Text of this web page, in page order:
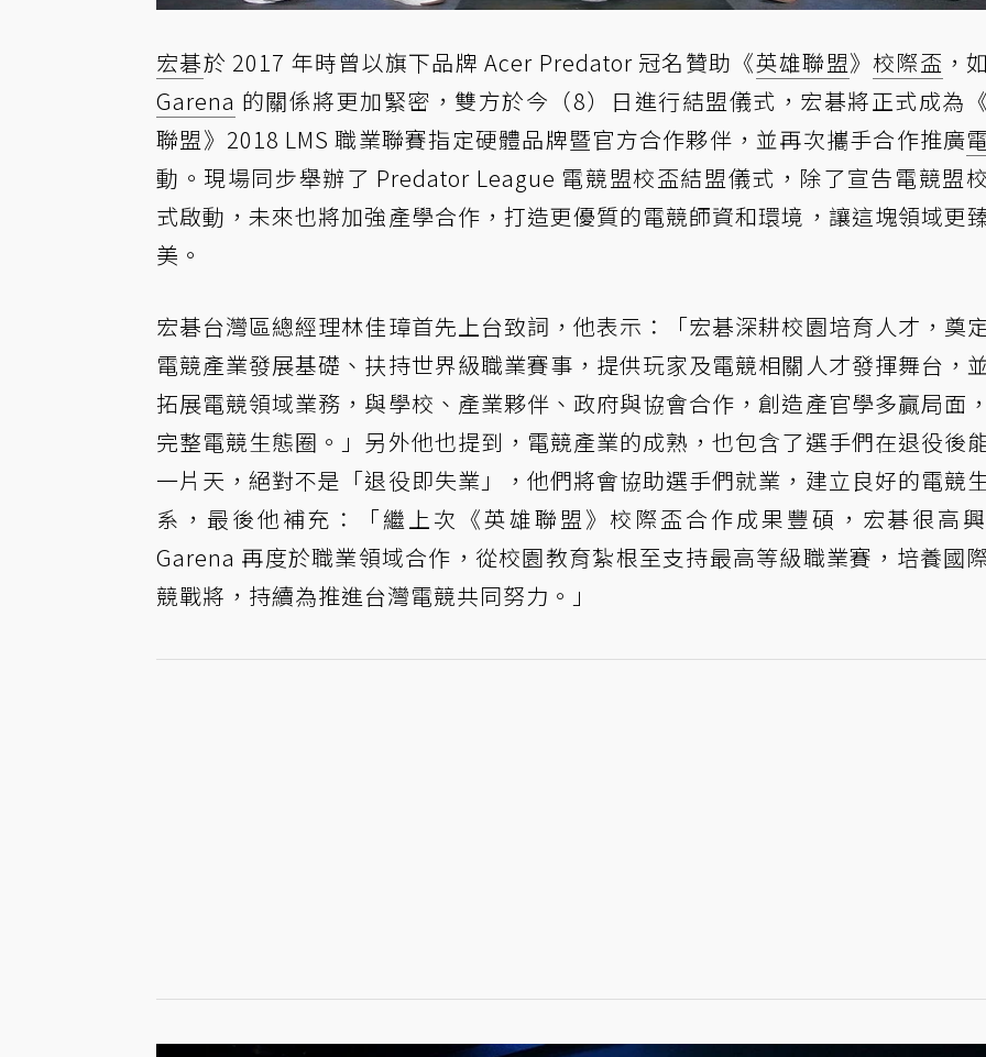
宏碁於 2017 年時曾以旗下品牌 Acer Predator 冠名贊助《英雄聯盟》校際盃 ，
Garena 的關係將更加緊密，雙方於今（8）日進行結盟儀式，宏碁將正式成為
聯盟》2018 LMS 職業聯賽指定硬體品牌暨官方合作夥伴，並再次攜手合作推廣
動。現場同步舉辦了 Predator League 電競盟校盃結盟儀式，除了宣告電競盟
式啟動，未來也將加強產學合作，打造更優質的電競師資和環境，讓這塊領域更
美。
宏碁台灣區總經理林佳璋首先上台致詞，他表示：「宏碁深耕校園培育人才，奠
電競產業發展基礎、扶持世界級職業賽事，提供玩家及電競相關人才發揮舞台，
拓展電競領域業務，與學校、產業夥伴、政府與協會合作，創造產官學多贏局面
完整電競生態圈。」另外他也提到，電競產業的成熟，也包含了選手們在退役後
一片天，絕對不是「退役即失業」，他們將會協助選手們就業，建立良好的電競
系，最後他補充：「繼上次《英雄聯盟》校際盃合作成果豐碩，宏碁很高
Garena 再度於職業領域合作，從校園教育紮根至支持最高等級職業賽，培養國
競戰將，持續為推進台灣電競共同努力。」